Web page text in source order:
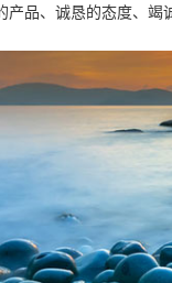
08-19 鹅卵石滤
08-04 襄阳雨花
07-09 鹅卵石的
07-09 教你如何
06-29 鹅卵石的
品、诚恳的态度、竭